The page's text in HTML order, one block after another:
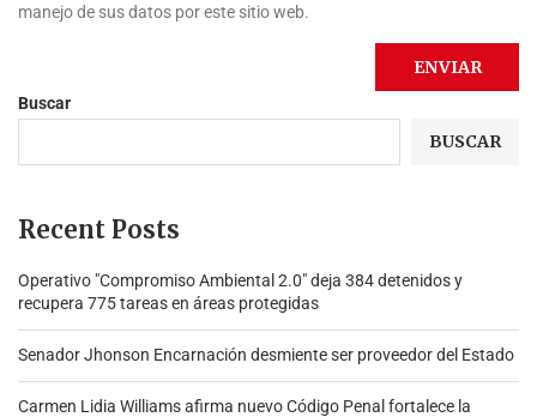
manejo de sus datos por este sitio web.
Buscar
BUSCAR
Recent Posts
Operativo "Compromiso Ambiental 2.0″ deja 384 detenidos y
recupera 775 tareas en áreas protegidas
Senador Jhonson Encarnación desmiente ser proveedor del Estado
Carmen Lidia Williams afirma nuevo Código Penal fortalece la